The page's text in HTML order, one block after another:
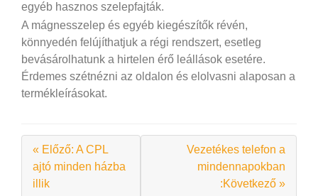
egyéb hasznos szelepfajták.
A mágnesszelep és egyéb kiegészítők révén,
könnyedén felújíthatjuk a régi rendszert, esetleg
bevásárolhatunk a hirtelen érő leállások esetére.
Érdemes szétnézni az oldalon és elolvasni alaposan a
termékleírásokat.
« Előző: A CPL
ajtó minden házba
illik
Vezetékes telefon a
mindennapokban
:Következő »